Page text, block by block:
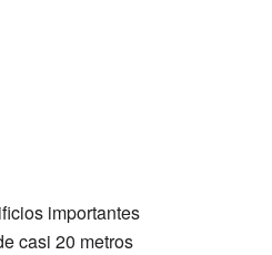
importantes
casi 20 metros